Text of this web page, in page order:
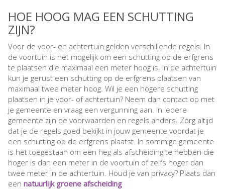
HOE HOOG MAG EEN SCHUTTING
ZIJN?
Voor de voor- en achtertuin gelden verschillende regels. In
de voortuin is het mogelijk om een schutting op de erfgrens
te plaatsen die maximaal een meter hoog is. In de achtertuin
kun je gerust een schutting op de erfgrens plaatsen van
maximaal twee meter hoog. Wil je een hogere schutting
plaatsen in je voor- of achtertuin? Neem dan contact op met
je gemeente en vraag een vergunning aan. In iedere
gemeente zijn de voorwaarden en regels anders. Zorg altijd
dat je de regels goed bekijkt in jouw gemeente voordat je
een schutting op de erfgrens plaatst. In sommige gemeente
is het toegestaan om een heg als afscheiding te hebben die
hoger is dan een meter in de voortuin of zelfs hoger dan
twee meter in de achtertuin. Houd je van privacy? Plaats dan
een natuurlijk groene afscheiding